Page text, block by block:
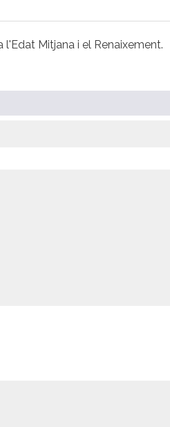
Mitjana i el Renaixement.